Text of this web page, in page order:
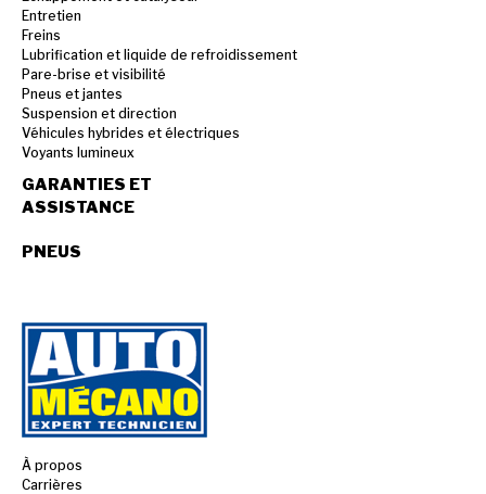
Entretien
Freins
Lubrification et liquide de refroidissement
Pare-brise et visibilité
Pneus et jantes
Suspension et direction
Véhicules hybrides et électriques
Voyants lumineux
GARANTIES ET
ASSISTANCE
PNEUS
À propos
Carrières